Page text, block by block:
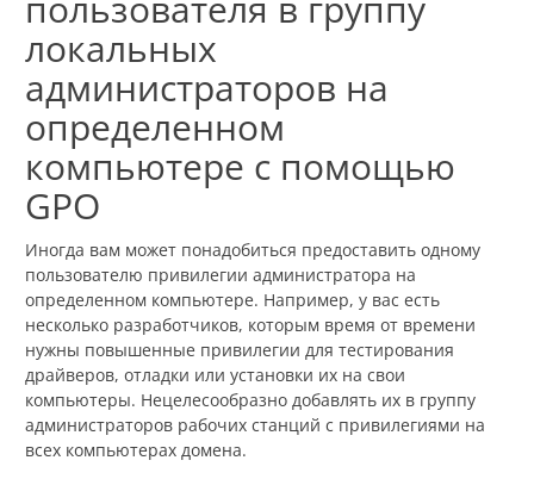
локальных
администраторов на
определенном
компьютере с помощью
GPO
Иногда вам может понадобиться предоставить одному
пользователю привилегии администратора на
определенном компьютере. Например, у вас есть
несколько разработчиков, которым время от времени
нужны повышенные привилегии для тестирования
драйверов, отладки или установки их на свои
компьютеры. Нецелесообразно добавлять их в группу
администраторов рабочих станций с привилегиями на
всех компьютерах домена.